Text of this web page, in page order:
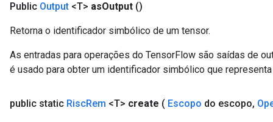
Public Output <T> asOutput ()
Retorna o identificador simbólico de um tensor.
As entradas para operações do TensorFlow são saídas de
é usado para obter um identificador simbólico que
public static RiscRem <T> create ( Escopo do escopo,